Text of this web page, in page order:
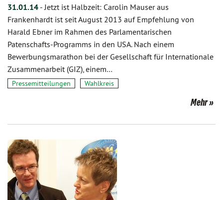
31.01.14 -Jetzt ist Halbzeit: Carolin Mauser aus
Frankenhardt ist seit August 2013 auf Empfehlung von
Harald Ebner im Rahmen des Parla­mentarischen
Patenschafts-Programms in den USA. Nach einem
Bewerbungs­marathon bei der Gesellschaft für Internationale
Zusammen­arbeit (GIZ), einem…
Pressemitteilungen Wahlkreis
Mehr